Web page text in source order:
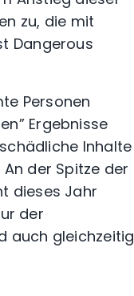
zu, die mit
Dangerous
Personen
Ergebnisse
Inhalte
der Spitze der
dieses Jahr
der
auch gleichzeitig